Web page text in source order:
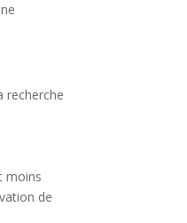
recherche
moins
de